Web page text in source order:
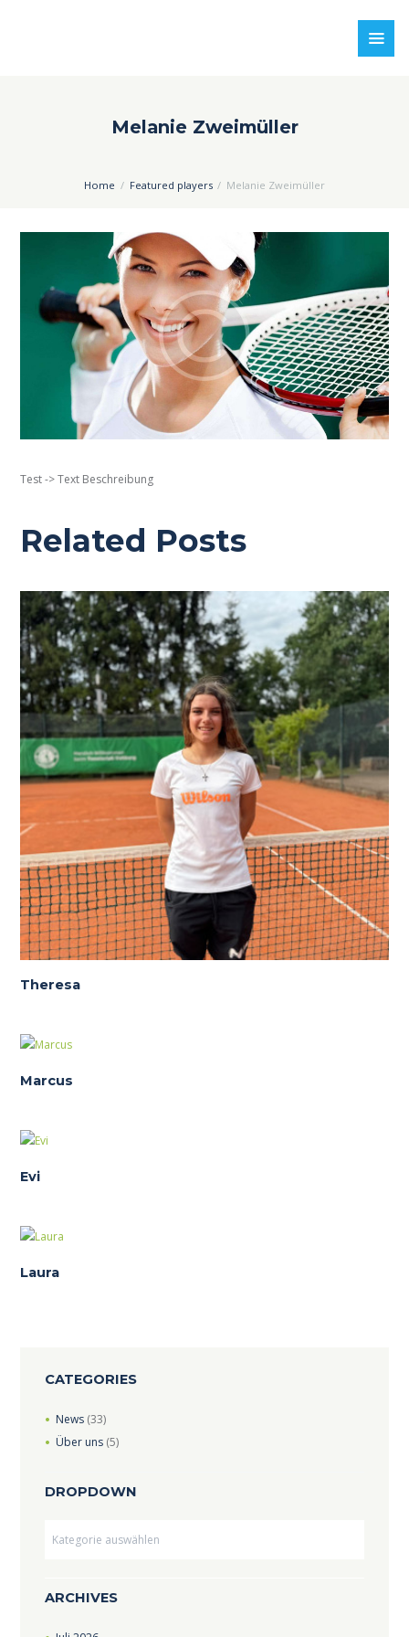
Melanie Zweimüller
Home Featured players Melanie Zweimüller
Test -> Text Beschreibung
Related Posts
Theresa
Marcus
Evi
Laura
CATEGORIES
News(33)
Über uns(5)
DROPDOWN
ARCHIVES